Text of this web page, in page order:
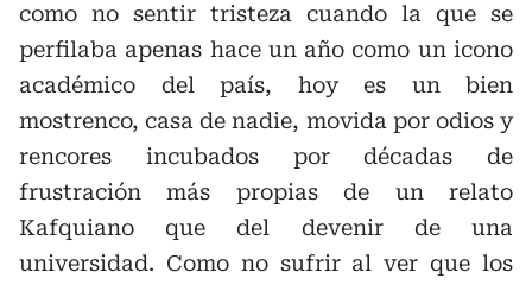
como no sentir tristeza cuando la que se
perfilaba apenas hace un año como un icono
académico del país, hoy es un bien
mostrenco, casa de nadie, movida por odios y
rencores incubados por décadas de
frustración más propias de un relato
Kafquiano que del devenir de una
universidad. Como no sufrir al ver que los